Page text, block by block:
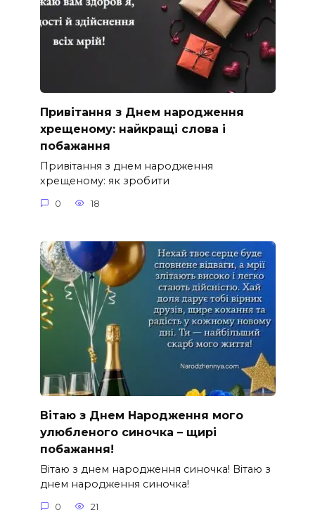
Привітання з Днем народження
хрещеному: найкращі слова і
побажання
Привітання з днем народження
хрещеному: як зробити
0 18
Вітаю з Днем Народження мого
улюбленого синочка – щирі
побажання!
Вітаю з днем народження синочка! Вітаю з
днем народження синочка!
0 21